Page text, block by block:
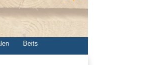
Beits